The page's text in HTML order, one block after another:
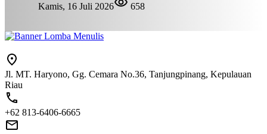
Kamis, 16 Juli 2026
658
Jl. MT. Haryono, Gg. Cemara No.36, Tanjungpinang, Kepulauan
Riau
+62 813-6406-6665